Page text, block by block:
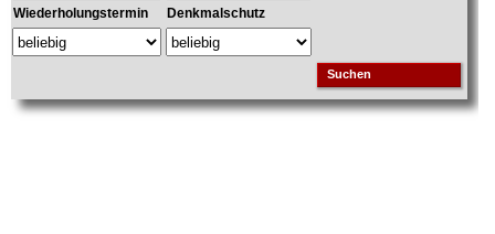
Wiederholungstermin Denkmalschutz
Suchen